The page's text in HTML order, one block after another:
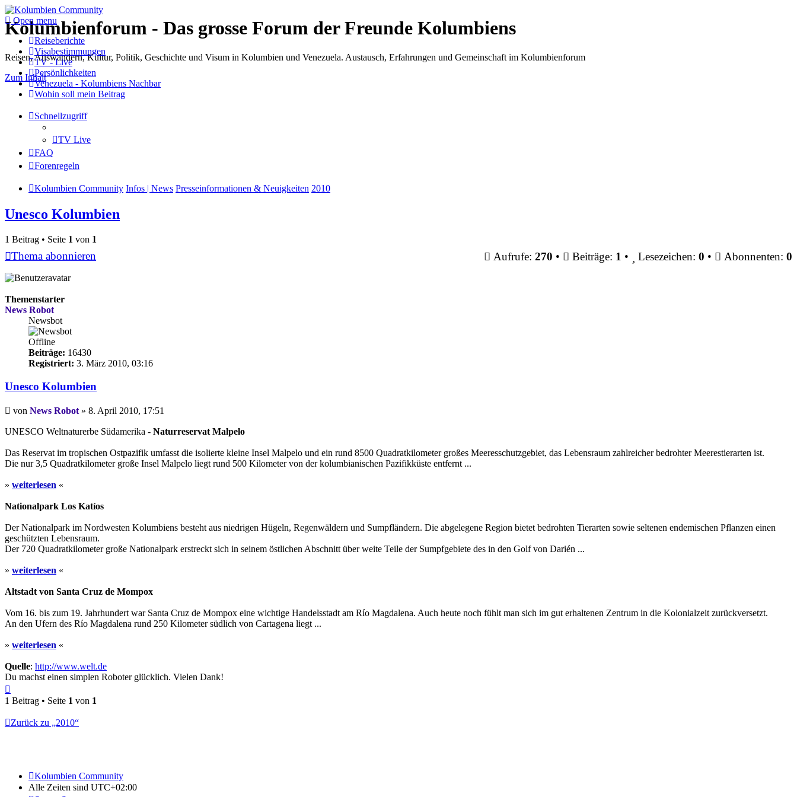
Kolumbienforum - Das grosse Forum der Freunde Kolumbiens
Reisen, Auswandern, Kultur, Politik, Geschichte und Visum in Kolumbien und Venezuela. Austausch, Erfahrungen und Gemeinschaft im Kolumbienforum
Zum Inhalt
Open menu
Reiseberichte
Visabestimmungen
TV - Live
Persönlichkeiten
Venezuela - Kolumbiens Nachbar
Wohin soll mein Beitrag
Schnellzugriff
TV Live
FAQ
Forenregeln
Kolumbien Community Infos | News Presseinformationen & Neuigkeiten 2010
Unesco Kolumbien
1 Beitrag • Seite 1 von 1
Thema abonnieren Aufrufe: 270 • Beiträge: 1 • Lesezeichen: 0 • Abonnenten: 0
Themenstarter
News Robot
Newsbot
Offline
Beiträge: 16430
Registriert: 3. März 2010, 03:16
Unesco Kolumbien
Beitrag
von News Robot » 8. April 2010, 17:51
UNESCO Weltnaturerbe Südamerika - Naturreservat Malpelo
Das Reservat im tropischen Ostpazifik umfasst die isolierte kleine Insel Malpelo und ein rund 8500 Quadratkilometer großes Meeresschutzgebiet, das Lebensraum zahlreicher bedrohter Meerestierarten ist.
Die nur 3,5 Quadratkilometer große Insel Malpelo liegt rund 500 Kilometer von der kolumbianischen Pazifikküste entfernt ...
» weiterlesen «
Nationalpark Los Katíos
Der Nationalpark im Nordwesten Kolumbiens besteht aus niedrigen Hügeln, Regenwäldern und Sumpfländern. Die abgelegene Region bietet bedrohten Tierarten sowie seltenen endemischen Pflanzen einen
geschützten Lebensraum.
Der 720 Quadratkilometer große Nationalpark erstreckt sich in seinem östlichen Abschnitt über weite Teile der Sumpfgebiete des in den Golf von Darién ...
» weiterlesen «
Altstadt von Santa Cruz de Mompox
Vom 16. bis zum 19. Jahrhundert war Santa Cruz de Mompox eine wichtige Handelsstadt am Río Magdalena. Auch heute noch fühlt man sich im gut erhaltenen Zentrum in die Kolonialzeit zurückversetzt.
An den Ufern des Río Magdalena rund 250 Kilometer südlich von Cartagena liegt ...
» weiterlesen «
Quelle: http://www.welt.de
Du machst einen simplen Roboter glücklich. Vielen Dank!
oben
1 Beitrag • Seite 1 von 1
Zurück zu „2010“
Kolumbien Community
Alle Zeiten sind UTC+02:00